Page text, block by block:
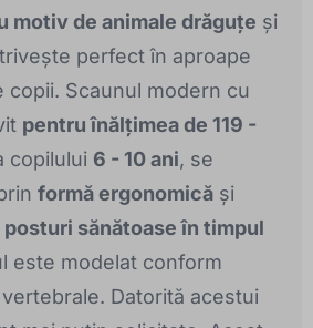
motiv de animale drăguțe și
perfect în aproape
copii. Scaunul modern cu
pentru înălțimea de 119 -
copilului 6 - 10 ani, se
formă ergonomică și
sănătoase în timpul
este modelat conform
Datorită acestui